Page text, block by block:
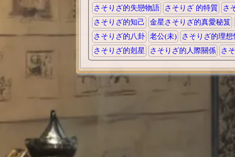
さそりざ的失戀物語
さそりざ 的特質 さ
さそりざ的知己
金星さそりざ的真愛秘笈
さそりざ的八卦
老公(未) さそりざ的理想
さそりざ的剋星
さそりざ的人際關係 さ